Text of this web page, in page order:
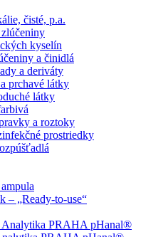
čisté, p.a.
kyselín
a činidlá
a deriváty
prchavé látky
látky
a roztoky
prostriedky
– „Ready-to-use“
Analytika PRAHA pHanal®